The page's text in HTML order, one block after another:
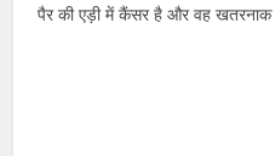
पैर की एड़ी में कैंसर है और वह